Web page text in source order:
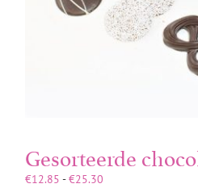
Gesorteerde
€12.85 - €25.30